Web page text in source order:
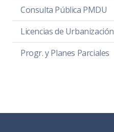
Consulta Pública PMDU
Licencias de Urbanización
Progr. y Planes Parciales